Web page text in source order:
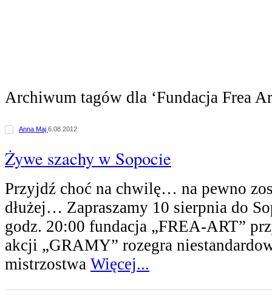
Archiwum tagów dla ‘Fundacja Frea
Anna Maj 6.08.2012
Żywe szachy w Sopocie
Przyjdź choć na chwilę… na pewno
dłużej… Zapraszamy 10 sierpnia do
godz. 20:00 fundacja „FREA-ART”
akcji „GRAMY” rozegra
mistrzostwa Więcej...